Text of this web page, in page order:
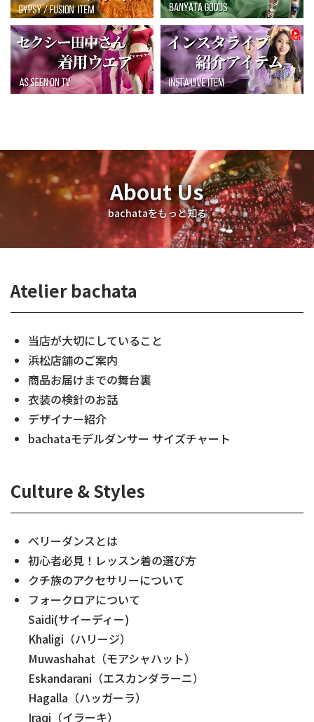
About Us
bachataをもっと知る
Atelier bachata
当店が大切にしていること
浜松店舗のご案内
商品お届けまでの舞台裏
衣装の検針のお話
デザイナー紹介
bachataモデルダンサー サイズチャート
Culture & Styles
ベリーダンスとは
初心者必見！レッスン着の選び方
クチ族のアクセサリーについて
フォークロアについて
Saidi(サイーディー)
Khaligi（ハリージ）
Muwashahat（モアシャハット）
Eskandarani（エスカンダラーニ）
Hagalla（ハッガーラ）
Iraqi（イラーキ）